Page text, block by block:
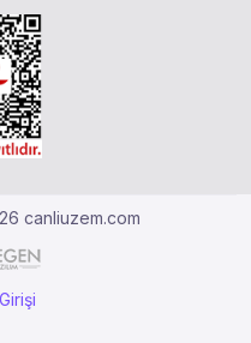
canliuzem.com